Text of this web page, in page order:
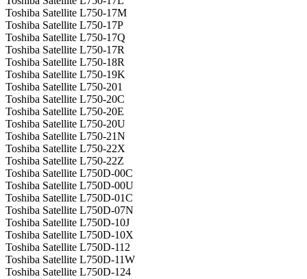
Toshiba Satellite L750-17M
Toshiba Satellite L750-17P
Toshiba Satellite L750-17Q
Toshiba Satellite L750-17R
Toshiba Satellite L750-18R
Toshiba Satellite L750-19K
Toshiba Satellite L750-201
Toshiba Satellite L750-20C
Toshiba Satellite L750-20E
Toshiba Satellite L750-20U
Toshiba Satellite L750-21N
Toshiba Satellite L750-22X
Toshiba Satellite L750-22Z
Toshiba Satellite L750D-00C
Toshiba Satellite L750D-00U
Toshiba Satellite L750D-01C
Toshiba Satellite L750D-07N
Toshiba Satellite L750D-10J
Toshiba Satellite L750D-10X
Toshiba Satellite L750D-112
Toshiba Satellite L750D-11W
Toshiba Satellite L750D-124